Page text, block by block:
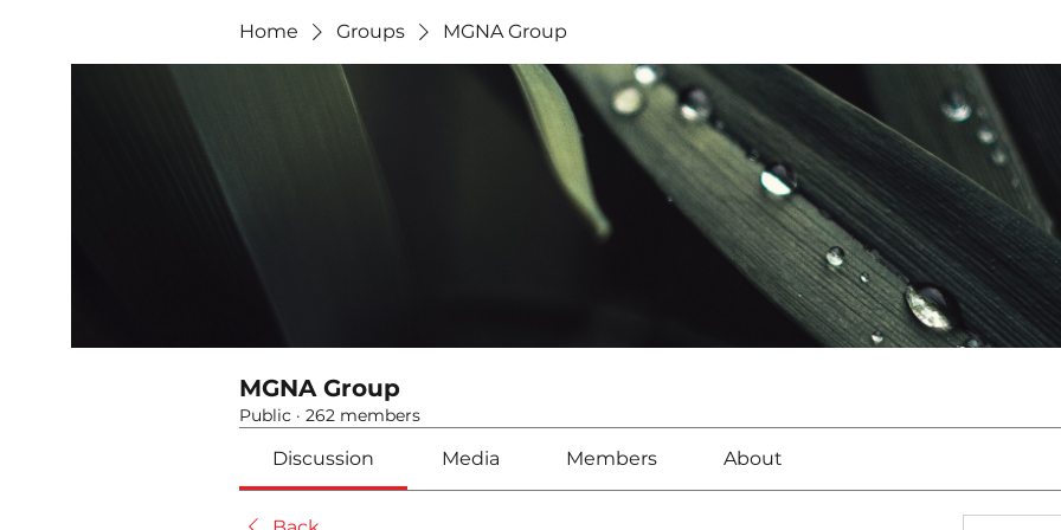
Home Groups MGNA Group
MGNA Group
Public · 262 members
Discussion Media Members About